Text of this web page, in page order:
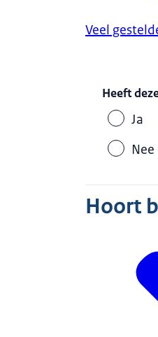
Veel
Heeft
Ja
Nee
Hoort